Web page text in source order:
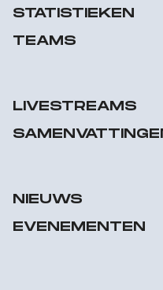
STATISTIEKEN
TEAMS
LIVESTREAMS
NIEUWS
EVENEMENTEN